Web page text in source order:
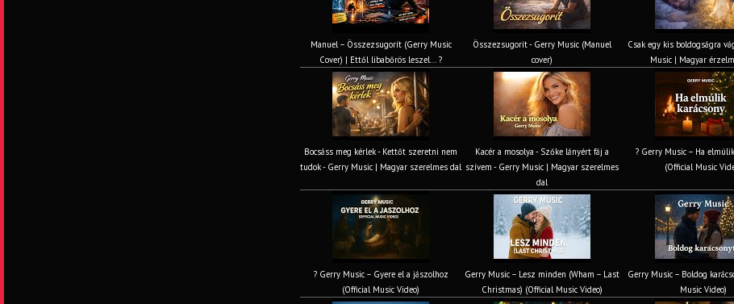
Manuel – Összezsugorít (Gerry Music
Cover) | Ettől libabőrös leszel... ?
Összezsugorít - Gerry Music (Manuel
cover)
Csak egy kis boldogságra
Music | Magyar
Bocsáss meg kérlek - Kettőt szeretni nem
tudok - Gerry Music | Magyar szerelmes dal
Kacér a mosolya - Szőke lányért fáj a
szívem - Gerry Music | Magyar szerelmes
dal
? Gerry Music – Ha
(Official Music
? Gerry Music – Gyere el a jászolhoz
(Official Music Video)
Gerry Music – Lesz minden (Wham – Last
Christmas) (Official Music Video)
Gerry Music – Boldog
Music Video)